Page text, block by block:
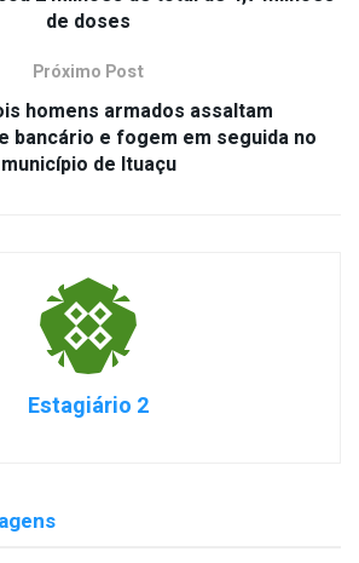
de doses
Próximo Post
homens armados assaltam
bancário e fogem em seguida no
município de Ituaçu
Estagiário 2